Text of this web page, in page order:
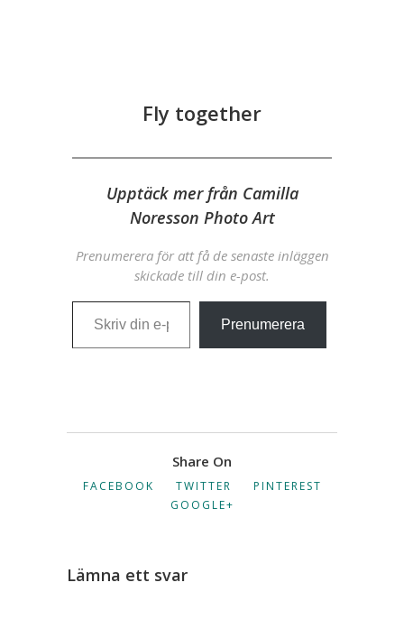
Fly together
Upptäck mer från Camilla
Noresson Photo Art
Prenumerera för att få de senaste inläggen
skickade till din e-post.
Skriv din e-post …
Prenumerera
Share On
FACEBOOK TWITTER
PINTEREST
GOOGLE+
Lämna ett svar